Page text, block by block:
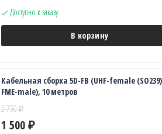
Доступно к заказу
В корзину
Кабельная сборка 5D-FB (UHF-female
FME-male), 10 метров
2 750₽
1 500 ₽